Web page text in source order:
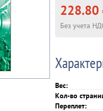
228.80
Без учета
Вес:
Кол-во
Переплет: